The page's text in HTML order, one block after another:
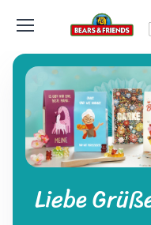
Liebe